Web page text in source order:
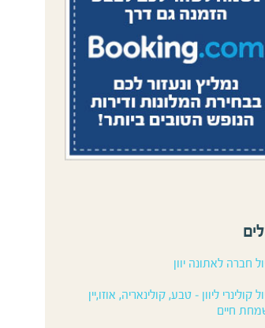
חברה לאתונה יוון
קולינרי ליוון – טבע, קולינאריה, אוזו,יין
חיים